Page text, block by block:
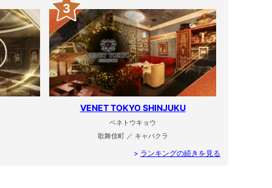
3
VENET TOKYO SHINJUKU
ベネトウキョウ
歌舞伎町 ／ キャバクラ
> ランキングの続きを見る